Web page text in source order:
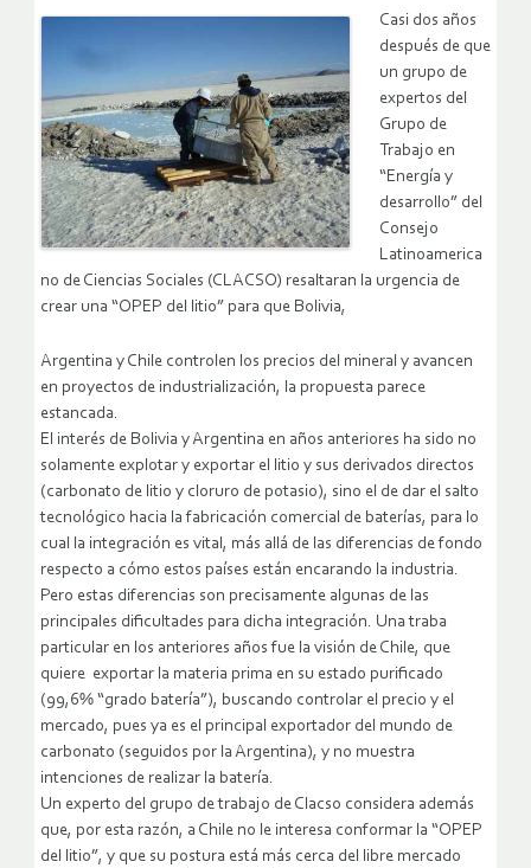
Casi dos años
después de que
un grupo de
expertos del
Grupo de
Trabajo en
“Energía y
desarrollo” del
Consejo
Latinoamerica
no de Ciencias Sociales (CLACSO) resaltaran la urgencia de
crear una “OPEP del litio” para que Bolivia,
Argentina y Chile controlen los precios del mineral y avancen
en proyectos de industrialización, la propuesta parece
estancada.
El interés de Bolivia y Argentina en años anteriores ha sido no
solamente explotar y exportar el litio y sus derivados directos
(carbonato de litio y cloruro de potasio), sino el de dar el salto
tecnológico hacia la fabricación comercial de baterías, para lo
cual la integración es vital, más allá de las diferencias de fondo
respecto a cómo estos países están encarando la industria.
Pero estas diferencias son precisamente algunas de las
principales dificultades para dicha integración. Una traba
particular en los anteriores años fue la visión de Chile, que
quiere exportar la materia prima en su estado purificado
(99,6% “grado batería”), buscando controlar el precio y el
mercado, pues ya es el principal exportador del mundo de
carbonato (seguidos por la Argentina), y no muestra
intenciones de realizar la batería.
Un experto del grupo de trabajo de Clacso considera además
que, por esta razón, a Chile no le interesa conformar la “OPEP
del litio”, y que su postura está más cerca del libre mercado